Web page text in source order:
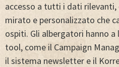
accesso a tutti i dati
mirato e personalizzato che
ospiti. Gli albergatori hanno
tool, come il Campaign
il sistema newsletter e il